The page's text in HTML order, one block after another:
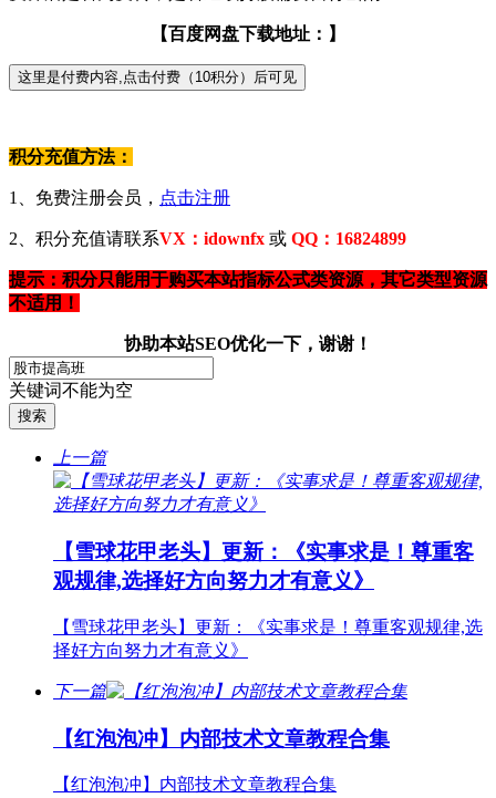
【百度网盘下载地址：】
积分充值方法：
1、免费注册会员， 点击注册
2、积分充值请联系VX：idownfx 或 QQ：16824899
提示：积分只能用于购买本站指标公式类资源，其它类型资源
不适用！
协助本站SEO优化一下，谢谢！
关键词不能为空
上一篇
【雪球花甲老头】更新：《实事求是！尊重客
观规律,选择好方向努力才有意义》
【雪球花甲老头】更新：《实事求是！尊重客观规律,选
择好方向努力才有意义》
下一篇
【红泡泡冲】内部技术文章教程合集
【红泡泡冲】内部技术文章教程合集